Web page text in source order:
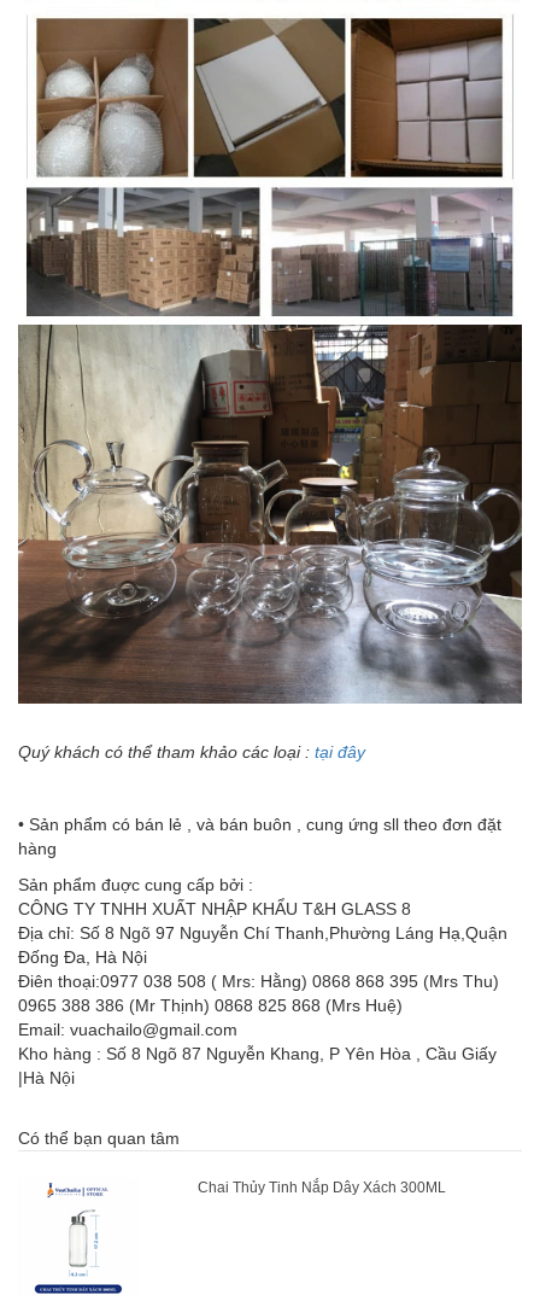
Quý khách có thể tham khảo các loại : tại đây
• Sản phẩm có bán lẻ , và bán buôn , cung ứng sll theo đơn đặt
hàng
Sản phẩm đuợc cung cấp bởi :
CÔNG TY TNHH XUẤT NHẬP KHẨU T&H GLASS 8
Địa chỉ: Số 8 Ngõ 97 Nguyễn Chí Thanh,Phường Láng Hạ,Quận
Đống Đa, Hà Nội
Điên thoại:0977 038 508 ( Mrs: Hằng) 0868 868 395 (Mrs Thu)
0965 388 386 (Mr Thịnh) 0868 825 868 (Mrs Huệ)
Email: vuachailo@gmail.com
Kho hàng : Số 8 Ngõ 87 Nguyễn Khang, P Yên Hòa , Cầu Giấy
|Hà Nội
Có thể bạn quan tâm
Chai Thủy Tinh Nắp Dây Xách 300ML